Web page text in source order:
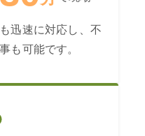
迅速に対応し、不
も可能です。